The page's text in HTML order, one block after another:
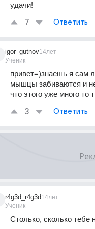
удачи!
7 Ответить
igor_gutnov
Ученик
14лет
привет=)знаешь я сам
мышцы забиваются и
что этого уже много
3 Ответить
r4g3d_r4g3d
Ученик
14лет
Столько, сколько тебе